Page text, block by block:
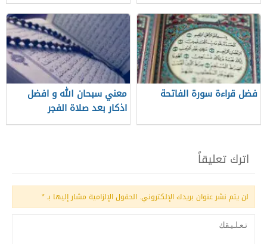
فضل قراءة سورة الفاتحة
معني سبحان الله و افضل
اذكار بعد صلاة الفجر
اترك تعليقاً
لن يتم نشر عنوان بريدك الإلكتروني. الحقول الإلزامية مشار إليها بـ*